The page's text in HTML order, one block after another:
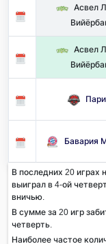
Асвел
Асвел
Бавария
В последних 20 играх
выиграл в 4-ой
вничью.
В сумме за 20 игр
четверть.
Наиболее частое